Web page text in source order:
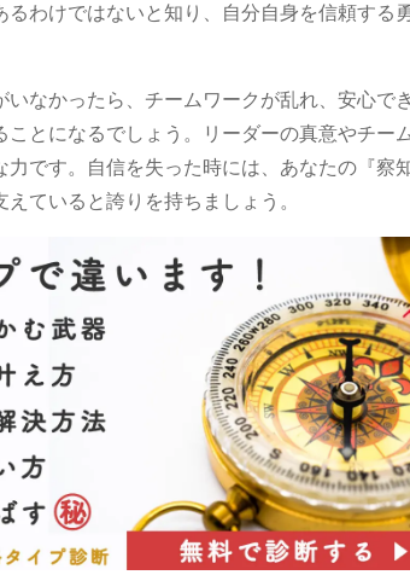
わけではないと知り、自分自身を信頼する
いなかったら、チームワークが乱れ、安心で
とになるでしょう。リーダーの真意やチー
です。自信を失った時には、あなたの『察知
ていると誇りを持ちましょう。